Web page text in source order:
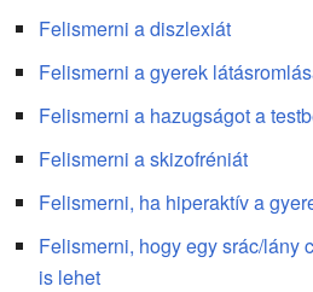
Felismerni a diszlexiát
Felismerni a gyerek
Felismerni a hazugságot a
Felismerni a skizofréniát
Felismerni, ha hiperaktív a
Felismerni, hogy egy srác/lány
is lehet